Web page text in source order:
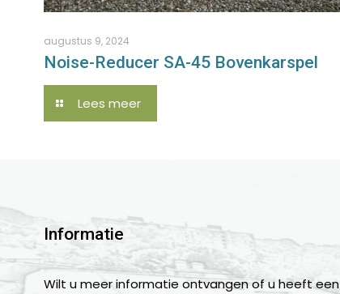
augustus 9, 2024
Noise-Reducer SA-45 Bovenkarspel
Lees meer
Informatie
Wilt u meer informatie ontvangen of u heeft een